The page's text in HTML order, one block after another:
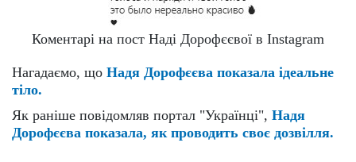
Коментарі на пост Наді Дорофєєвої в Instagram
Нагадаємо, що Надя Дорофєєва показала ідеальне
тіло.
Як раніше повідомляв портал "Українці", Надя
Дорофєєва показала, як проводить своє дозвілля.